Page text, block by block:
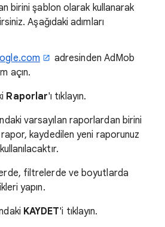
birini şablon olarak kullanarak
Aşağıdaki adımları
adresinden AdMob
açın.
Raporlar'ı tıklayın.
varsayılan raporlardan birini
rapor, kaydedilen yeni raporunuz
filtrelerde ve boyutlarda
yapın.
KAYDET'i tıklayın.